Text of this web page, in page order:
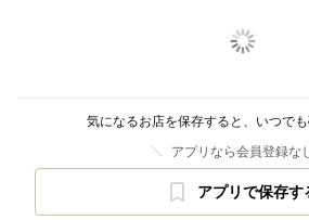
気になるお店を保存すると、いつでも
アプリなら会員登録な
アプリで保存す